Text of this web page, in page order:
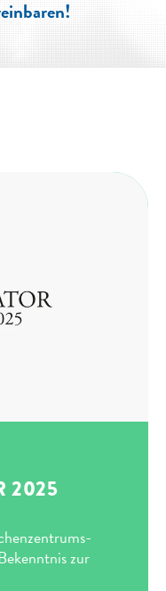
BY
verlangen
ihre IT-
zu
by windCORES